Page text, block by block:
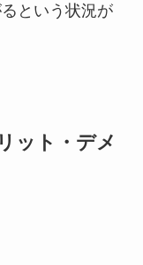
という状況が
ット・デメ